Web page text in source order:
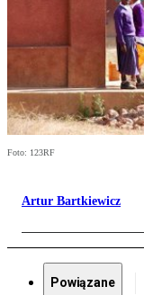
Foto: 123RF
Artur Bartkiewicz
Powiązane